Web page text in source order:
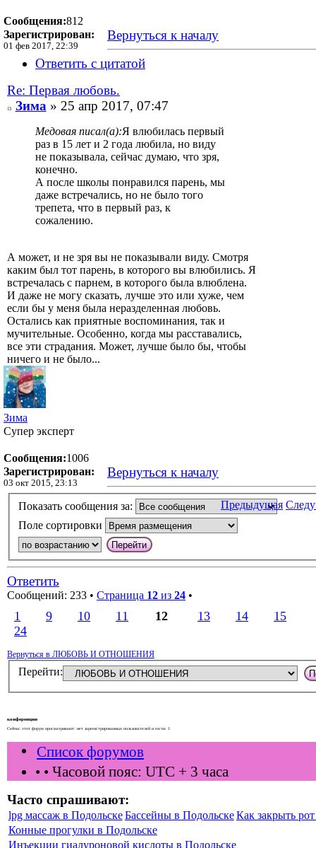
Сообщения:812
Зарегистрирован:
01 фев 2017, 22:39
Вернуться к началу
Ответить с цитатой
Re: Первая любовь.
Зима » 25 апр 2017, 07:47
Медовая писал(а):Я влюбилась первый
раз в 15 лет и 2 года любила, но виду
не показывала, сейчас думаю, что зря,
конечно.
А после школы понравился парень, мы
даже встречались, но не было того
трепета, что в первый раз, к
сожалению.
А может, и не зря вы не показывали виду. Смотря
каким был тот парень, в которого вы влюбились. Я
встречалась с парнем, в которого была влюблена.
И даже не могу сказать, лучше это или хуже, чем
если бы у меня была неразделенная любовь.
Остались как приятные воспоминания, так и
мучительные. Особенно, когда мы расставались,
все эти страдания. Может, лучше было бы, чтобы
ничего и не было...
Зима
Супер эксперт
Сообщения:1006
Зарегистрирован:
03 окт 2015, 23:13
Вернуться к началу
Предыдущая
Показать сообщения за:
Поле сортировки
Ответить
Сообщений: 233 • Страница 12 из 24 •
1 9 10 11 12 13 14
15
24
Вернуться в ЛЮБОВЬ И ОТНОШЕНИЯ
Перейти:
конференции
Сейчас этот форум просматривают: нет зарегистрированных пользователей и гости: 1
Список форумов
• • Часовой пояс: UTC + 3 часа
Часто спрашивают:
lpg массаж в Подольске Бассейны в ПодольскеКак закрыть
Конные прогулки в Подольске
Инъекции гиалуроновой кислоты в Подольске